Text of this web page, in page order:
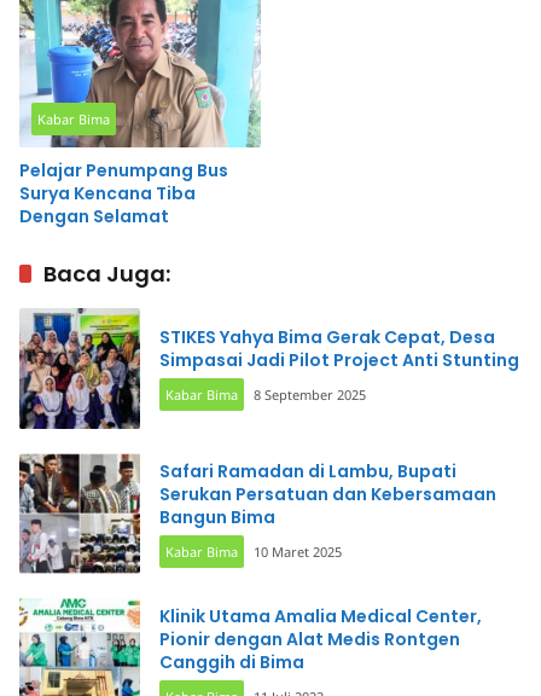
Kabar Bima
Pelajar Penumpang Bus
Surya Kencana Tiba
Dengan Selamat
Baca Juga:
STIKES Yahya Bima Gerak Cepat, Desa
Simpasai Jadi Pilot Project Anti Stunting
Kabar Bima 8 September 2025
Safari Ramadan di Lambu, Bupati
Serukan Persatuan dan Kebersamaan
Bangun Bima
Kabar Bima 10 Maret 2025
Klinik Utama Amalia Medical Center,
Pionir dengan Alat Medis Rontgen
Canggih di Bima